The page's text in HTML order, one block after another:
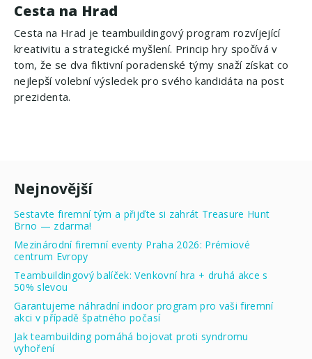
Cesta na Hrad
Cesta na Hrad je teambuildingový program rozvíjející
kreativitu a strategické myšlení. Princip hry spočívá v
tom, že se dva fiktivní poradenské týmy snaží získat co
nejlepší volební výsledek pro svého kandidáta na post
prezidenta.
Nejnovější
Sestavte firemní tým a přijďte si zahrát Treasure Hunt
Brno — zdarma!
Mezinárodní firemní eventy Praha 2026: Prémiové
centrum Evropy
Teambuildingový balíček: Venkovní hra + druhá akce s
50% slevou
Garantujeme náhradní indoor program pro vaši firemní
akci v případě špatného počasí
Jak teambuilding pomáhá bojovat proti syndromu
vyhoření